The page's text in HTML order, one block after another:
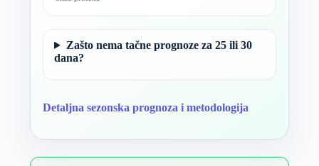
Zašto nema tačne prognoze za 25 ili 30
dana?
Detaljna sezonska prognoza i metodologija